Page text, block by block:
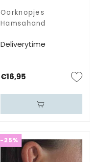
Oorknopjes
Hamsahand
Deliverytime
€16,95
-25%